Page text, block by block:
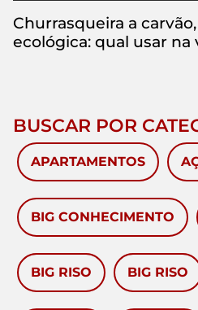
Churrasqueira a
ecológica: qual usar na
BUSCAR POR
APARTAMENTOS
BIG CONHECIMENTO
BIG RISO BIG RISO